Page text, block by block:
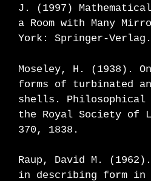
J. (1997)
a Room with Many
York: Springer-Verlag.
Moseley, H. (1938).
forms of turbinated
shells. Philosophical
the Royal Society of
370, 1838.
Raup, David M.
in describing form in